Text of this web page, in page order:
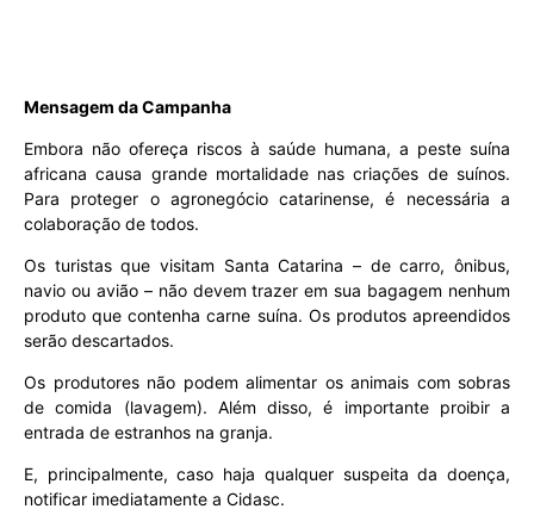
Mensagem da Campanha
Embora não ofereça riscos à saúde humana, a peste suína
africana causa grande mortalidade nas criações de suínos.
Para proteger o agronegócio catarinense, é necessária a
colaboração de todos.
Os turistas que visitam Santa Catarina – de carro, ônibus,
navio ou avião – não devem trazer em sua bagagem nenhum
produto que contenha carne suína. Os produtos apreendidos
serão descartados.
Os produtores não podem alimentar os animais com sobras
de comida (lavagem). Além disso, é importante proibir a
entrada de estranhos na granja.
E, principalmente, caso haja qualquer suspeita da doença,
notificar imediatamente a Cidasc.